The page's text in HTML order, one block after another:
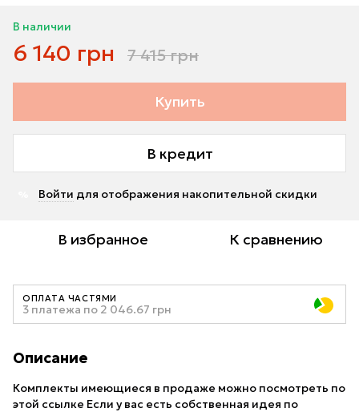
В наличии
6 140 грн 7 415 грн
Купить
В кредит
Войти для отображения накопительной скидки
В избранное К сравнению
ОПЛАТА ЧАСТЯМИ
3 платежа по 2 046.67 грн
Описание
Комплекты имеющиеся в продаже можно посмотреть по
этой ссылке Если у вас есть собственная идея по